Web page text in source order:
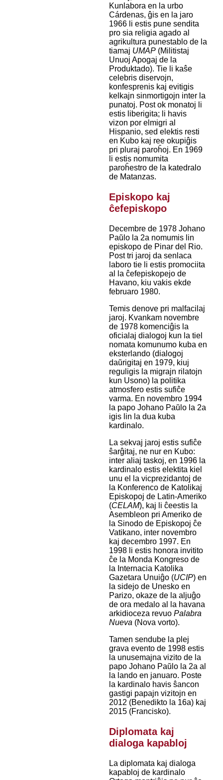
Kunlabora en la urbo
Cárdenas, ĝis en la jaro
1966 li estis pune sendita
pro sia religia agado al
agrikultura punestablo de la
tiamaj UMAP(Militistaj
Unuoj Apogaj de la
Produktado). Tie li kaŝe
celebris diservojn,
konfesprenis kaj evitigis
kelkajn sinmortigojn inter la
punatoj. Post ok monatoj li
estis liberigita; li havis
vizon por elmigri al
Hispanio, sed elektis resti
en Kubo kaj ree okupiĝis
pri pluraj paroĥoj. En 1969
li estis nomumita
paroĥestro de la katedralo
de Matanzas.
Episkopo kaj
ĉefepiskopo
Decembre de 1978 Johano
Paŭlo la 2a nomumis lin
episkopo de Pinar del Rio.
Post tri jaroj da senlaca
laboro tie li estis promociita
al la ĉefepiskopejo de
Havano, kiu vakis ekde
februaro 1980.
Temis denove pri malfacilaj
jaroj. Kvankam novembre
de 1978 komenciĝis la
oficialaj dialogoj kun la tiel
nomata komunumo kuba en
eksterlando (dialogoj
daŭrigitaj en 1979, kiuj
reguligis la migrajn rilatojn
kun Usono) la politika
atmosfero estis sufiĉe
varma. En novembro 1994
la papo Johano Paŭlo la 2a
igis lin la dua kuba
kardinalo.
La sekvaj jaroj estis sufiĉe
ŝarĝitaj, ne nur en Kubo:
inter aliaj taskoj, en 1996 la
kardinalo estis elektita kiel
unu el la vicprezidantoj de
la Konferenco de Katolikaj
Episkopoj de Latin-Ameriko
(CELAM), kaj li ĉeestis la
Asembleon pri Ameriko de
la Sinodo de Episkopoj ĉe
Vatikano, inter novembro
kaj decembro 1997. En
1998 li estis honora invitito
ĉe la Monda Kongreso de
la Internacia Katolika
Gazetara Unuiĝo (UCIP) en
la sidejo de Unesko en
Parizo, okaze de la aljuĝo
de ora medalo al la havana
arkidioceza revuo Palabra
Nueva (Nova vorto).
Tamen sendube la plej
grava evento de 1998 estis
la unusemajna vizito de la
papo Johano Paŭlo la 2a al
la lando en januaro. Poste
la kardinalo havis ŝancon
gastigi papajn vizitojn en
2012 (Benedikto la 16a) kaj
2015 (Francisko).
Diplomata kaj
dialoga kapabloj
La diplomata kaj dialoga
kapabloj de kardinalo